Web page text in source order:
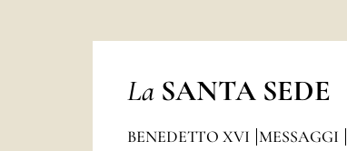
La SANTA SEDE
BENEDETTO XVI MESSAGGI